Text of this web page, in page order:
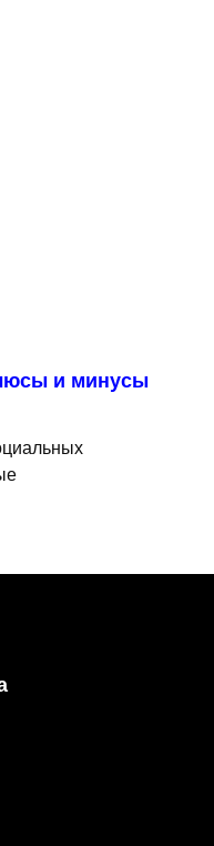
и минусы